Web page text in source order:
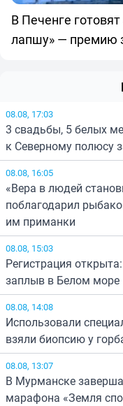
В Печенге
лапшу» — премию
08.08, 17:03
3 свадьбы, 5 белых
к Северному полюсу
08.08, 16:05
«Вера в людей
поблагодарил
им приманки
08.08, 15:03
Регистрация
заплыв в Белом море
08.08, 14:08
Использовали
взяли биопсию у
08.08, 13:07
В Мурманске
марафона «Земля